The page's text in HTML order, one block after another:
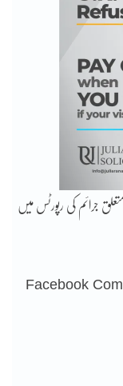
جرائم کی رپورٹس میں
Facebook